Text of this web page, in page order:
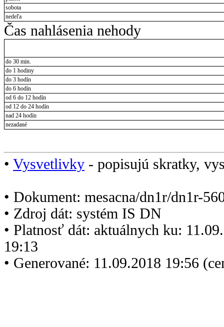
sobota
nedeľa
Čas nahlásenia nehody
do 30 min.
do 1 hodiny
do 3 hodín
do 6 hodín
od 6 do 12 hodín
od 12 do 24 hodín
nad 24 hodín
nezadané
• Vysvetlivky - popisujú skratky,
• Dokument: mesacna/dn1r/dn1r-
• Zdroj dát: systém IS DN
• Platnosť dát: aktuálnych ku:
19:13
• Generované: 11.09.2018 19:56